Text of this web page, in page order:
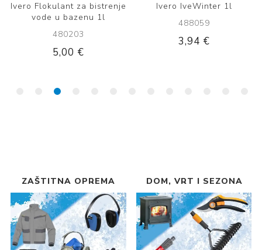
Ivero Flokulant za bistrenje
vode u bazenu 1l
480203
5,00 €
Ivero IveWinter 1l
488059
3,94 €
ZAŠTITNA OPREMA DOM, VRT I SEZONA